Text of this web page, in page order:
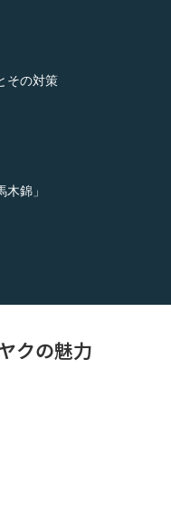
その対策
木錦」
クの魅力